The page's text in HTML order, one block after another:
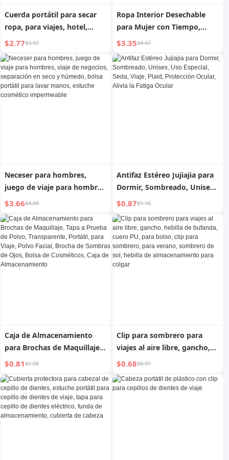
Cuerda portátil para secar
ropa, para viajes, hotel,
viajes de negocios, interior,
resistente al viento
$2.77$3.69
Ropa Interior Desechable
para Mujer con Tiempo,
Cadera Ancha, Algodón
Puro, Viaje, Pantalones
Cortos Desechables,
Triángulo, Puerperio, Bragas
para Embarazadas
$3.35$4.47
Neceser para hombres,
juego de viaje para hombres,
viaje de negocios,
separación en seco y
húmedo, bolsa portátil para
lavar manos, estuche
cosmético impermeable
$3.66$4.88
Antifaz Estéreo Jujiajia para
Dormir, Sombreado, Unisex,
Uso Especial, Seda, Viaje,
Plaid, Protección Ocular,
Alivia la Fatiga Ocular
$0.87$1.16
Caja de Almacenamiento
para Brochas de Maquillaje,
Tapa a Prueba de Polvo,
Transparente, Portátil, para
Viaje, Polvo Facial, Brocha de
Sombras de Ojos, Bolsa de
Cosméticos, Caja de
Almacenamiento
$0.81$1.08
Clip para sombrero para
viajes al aire libre, gancho,
hebilla de bufanda, cuero
PU, para bolso, clip para
sombrero, para verano,
$0.68$0.91